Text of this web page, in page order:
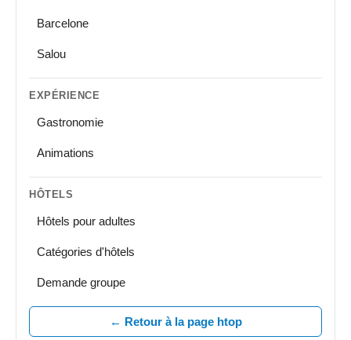
Barcelone
Salou
EXPÉRIENCE
Gastronomie
Animations
HÔTELS
Hôtels pour adultes
Catégories d'hôtels
Demande groupe
← Retour à la page htop